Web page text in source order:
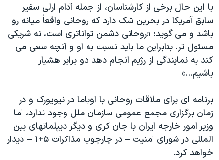
با این حال برخی از کارشناسان، از جمله آدام ارلی سفیر
سابق آمریکا در بحرین شک دارد که روحانی واقعاً میانه رو
باشد و می گوید: «روحانی دشمن تواناتری است، نه شریکی
مسئول تر. بنابراین ما باید نسبت به او و آنچه سعی می
کند به نمایندگی از رژیم انجام دهد دو برابر هشیار
باشیم...»
برنامه ای برای ملاقات روحانی با اوباما در نیویورک و در
زمان برگزاری مجمع عمومی سازمان ملل وجود ندارد، اما
وزیر امور خارجه ایران با جان کری و دیگر دیپلماتهای بین
المللی در شورای امنیت – در چارچوب مذاکرات ۵+۱ – دیدار
خواهد کرد.